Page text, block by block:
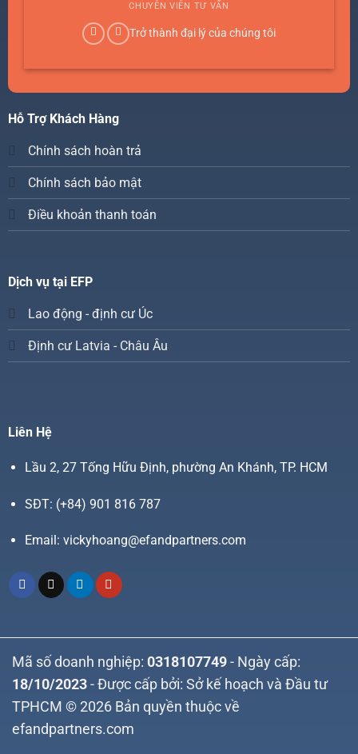
CHUYÊN VIÊN TƯ VẤN
Trở thành đại lý của chúng tôi
Hỗ Trợ Khách Hàng
Chính sách hoàn trả
Chính sách bảo mật
Điều khoản thanh toán
Dịch vụ tại EFP
Lao động - định cư Úc
Định cư Latvia - Châu Âu
Liên Hệ
Lầu 2, 27 Tống Hữu Định, phường An Khánh, TP. HCM
SĐT: (+84) 901 816 787
Email: vickyhoang@efandpartners.com
Mã số doanh nghiệp: 0318107749 - Ngày cấp:
18/10/2023 - Được cấp bởi: Sở kế hoạch và Đầu tư
TPHCM © 2026 Bản quyền thuộc về
efandpartners.com